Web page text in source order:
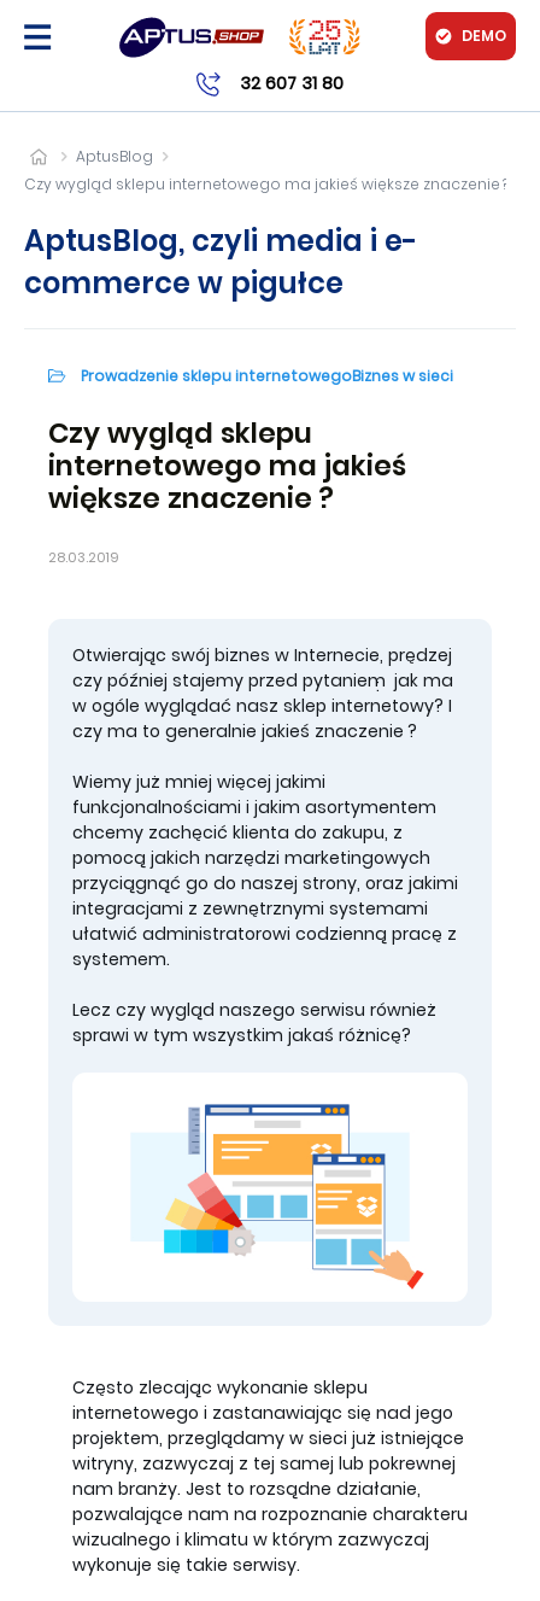
32 607 31 80
DEMO
AptusBlog
Czy wygląd sklepu internetowego ma jakieś większe znaczenie?
AptusBlog, czyli media i e-
commerce w pigułce
Prowadzenie sklepu internetowegoBiznes w sieci
Czy wygląd sklepu
internetowego ma jakieś
większe znaczenie?
28.03.2019
Otwierając swój biznes w Internecie, prędzej
czy później stajemy przed pytaniem: jak ma
w ogóle wyglądać nasz sklep internetowy? I
czy ma to generalnie jakieś znaczenie?
Wiemy już mniej więcej jakimi
funkcjonalnościami i jakim asortymentem
chcemy zachęcić klienta do zakupu, z
pomocą jakich narzędzi marketingowych
przyciągnąć go do naszej strony, oraz jakimi
integracjami z zewnętrznymi systemami
ułatwić administratorowi codzienną pracę z
systemem.
Lecz czy wygląd naszego serwisu również
sprawi w tym wszystkim jakaś różnicę?
Często zlecając wykonanie sklepu
internetowego i zastanawiając się nad jego
projektem, przeglądamy w sieci już istniejące
witryny, zazwyczaj z tej samej lub pokrewnej
nam branży. Jest to rozsądne działanie,
pozwalające nam na rozpoznanie charakteru
wizualnego i klimatu w którym zazwyczaj
wykonuje się takie serwisy.